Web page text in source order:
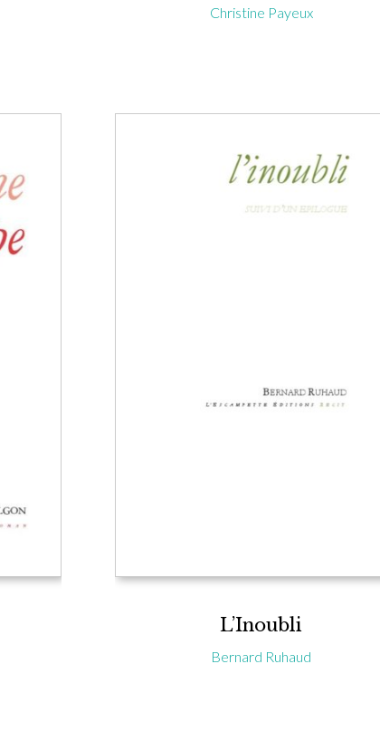
Christine Payeux
L’Inoubli
Bernard Ruhaud